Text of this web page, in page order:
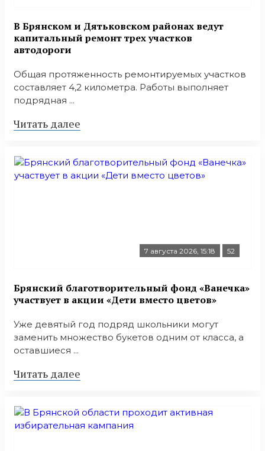
В Брянском и Дятьковском районах ведут
капитальный ремонт трех участков
автодороги
Общая протяженность ремонтируемых участков
составляет 4,2 километра. Работы выполняет
подрядная ...
Читать далее
7 августа 2026, 15:18 52
Брянский благотворительный фонд «Ванечка»
участвует в акции «Дети вместо цветов»
Уже девятый год подряд школьники могут
заменить множество букетов одним от класса, а
оставшиеся ...
Читать далее